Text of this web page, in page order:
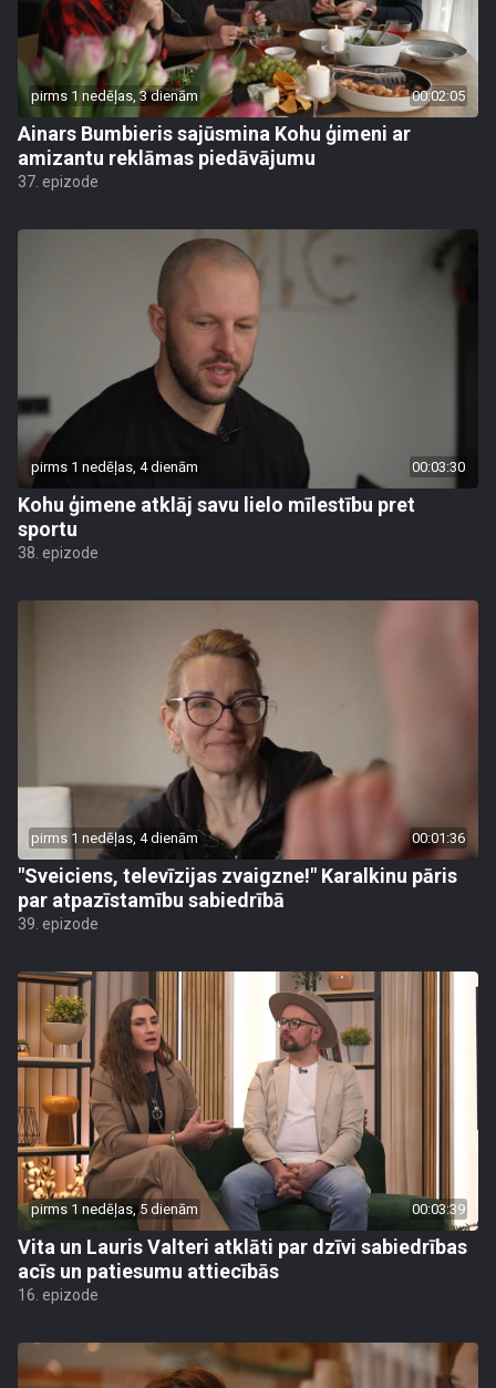
pirms 1 nedēļas, 3 dienām 00:02:05
Ainars Bumbieris sajūsmina Kohu ģimeni ar
amizantu reklāmas piedāvājumu
37. epizode
pirms 1 nedēļas, 4 dienām 00:03:30
Kohu ģimene atklāj savu lielo mīlestību pret
sportu
38. epizode
pirms 1 nedēļas, 4 dienām 00:01:36
"Sveiciens, televīzijas zvaigzne!" Karalkinu pāris
par atpazīstamību sabiedrībā
39. epizode
pirms 1 nedēļas, 5 dienām 00:03:39
Vita un Lauris Valteri atklāti par dzīvi sabiedrības
acīs un patiesumu attiecībās
16. epizode